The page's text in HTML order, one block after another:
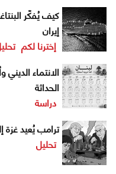
كيف يُفكّر
إيران
إخترنا لكم
الانتماء الديني
الحداثة
دراسة
ترامب يُعيد غزة
تحليل